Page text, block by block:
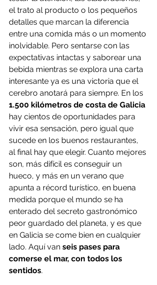
el trato al producto o los pequeños
detalles que marcan la diferencia
entre una comida más o un momento
inolvidable. Pero sentarse con las
expectativas intactas y saborear una
bebida mientras se explora una carta
interesante ya es una victoria que el
cerebro anotará para siempre. En los
1.500 kilómetros de costa de Galicia
hay cientos de oportunidades para
vivir esa sensación, pero igual que
sucede en los buenos restaurantes,
al final hay que elegir. Cuanto mejores
son, más difícil es conseguir un
hueco, y más en un verano que
apunta a récord turístico, en buena
medida porque el mundo se ha
enterado del secreto gastronómico
peor guardado del planeta, y es que
en Galicia se come bien en cualquier
lado. Aquí van seis pases para
comerse el mar, con todos los
sentidos.